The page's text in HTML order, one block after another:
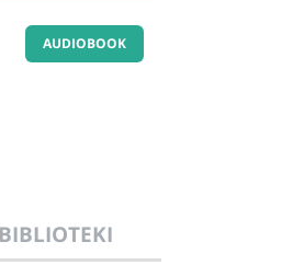
AUDIOBOOK
BIBLIOTEKI